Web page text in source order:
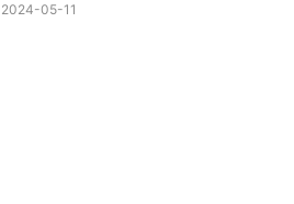
2024-05-11